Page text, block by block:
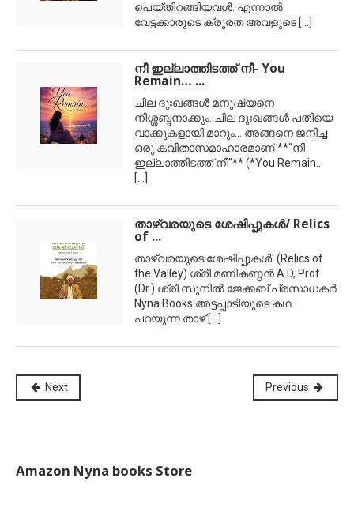
പെയ്തിറങ്ങിയവൾ. എന്നാൽ
വേട്ടക്കാരുടെ ക്രൂരത അവളുടെ [...]
നീ ഇല്ലാത്തിടത്ത് നീ- You
Remain… ...
ചില ദുഃഖങ്ങള്‍ മനുഷ്യനെ
നിശ്ശബ്ദനാക്കും. ചില ദുഃഖങ്ങള്‍ പതിയെ
വാക്കുകളായി മാറും… അങ്ങനെ ജനിച്ച
ഒരു കവിതാസമാഹാരമാണ് **“നീ
ഇല്ലാത്തിടത്ത് നീ”** (*You Remain…
[...]
താഴ്വരയുടെ ശേഷിപ്പുകള്‍/ Relics
of ...
താഴ്വരയുടെ ശേഷിപ്പുകള്‍' (Relics of
the Valley) ശ്രീ മണികണ്ഠന്‍ A.D, Prof
(Dr.) ശ്രീ സുനില്‍ ജേക്കബ് പ്രസാധകര്‍
Nyna Books അട്ടപ്പാടിയുടെ കഥ
പറയുന്ന താഴ്[...]
Next Previous
Amazon Nyna books Store